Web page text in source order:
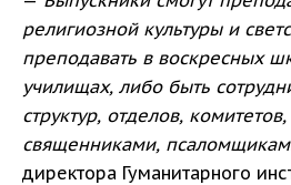
религиозной культуры и
преподавать в воскресных
училищах, либо быть
структур, отделов,
священниками,
директора Гуманитарного